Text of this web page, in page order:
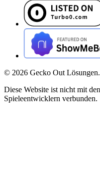
© 2026 Gecko Out
Diese Website ist nicht mit
Spieleentwicklern verbunden.